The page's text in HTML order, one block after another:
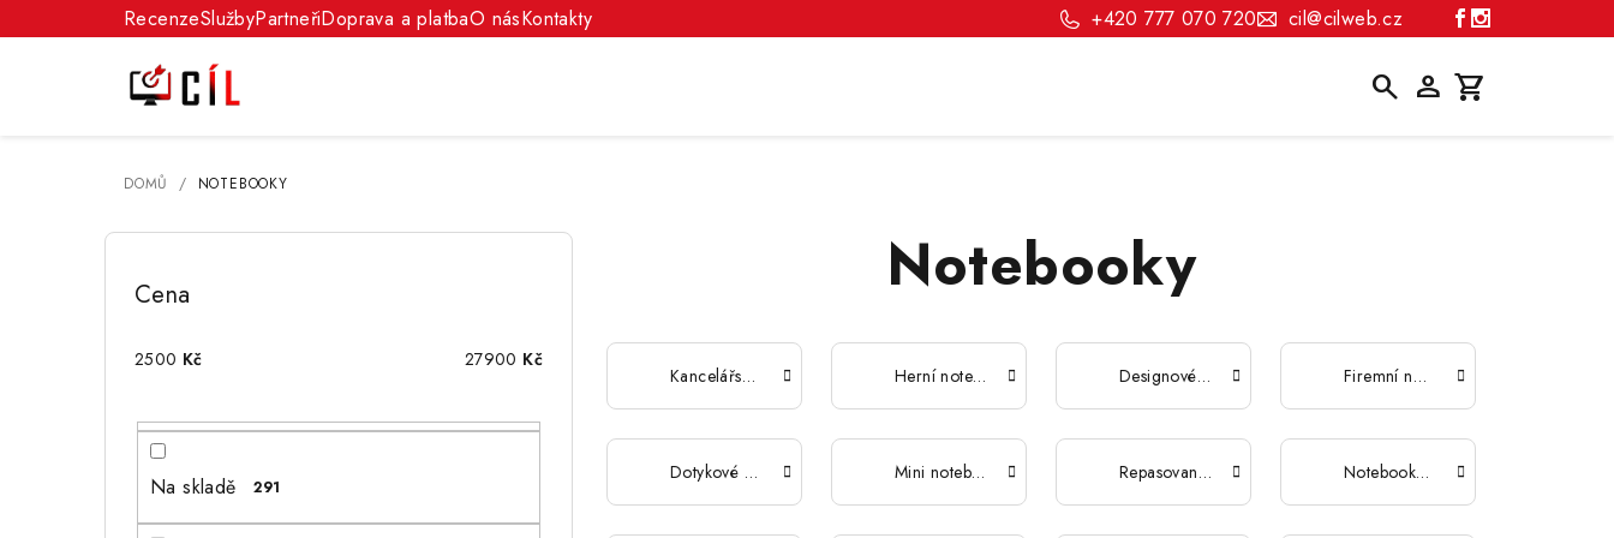
na
RecenzeSlužbyPartneřiDoprava a platbaO násKontakty +420 777 070 720 cil@cilweb.cz
DOMŮ / NOTEBOOKY
P
Cena
2500 Kč 27900 Kč
Na skladě 291
Notebooky
Kancelářské notebooky Herní notebooky Designové notebooky Firemní notebooky
Dotykové notebooky Mini notebooky Repasované notebooky Notebooky na cesty